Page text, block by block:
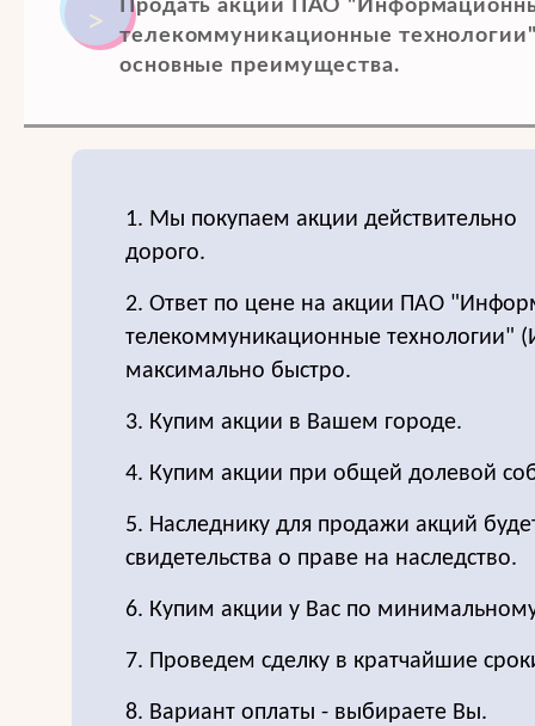
Продать акции ПАО
телекоммуникационные
основные преимущества.
1. Мы покупаем акции действительно
дорого.
2. Ответ по цене на акции ПАО
телекоммуникационные технологии"
максимально быстро.
3. Купим акции в Вашем городе.
4. Купим акции при общей долевой
5. Наследнику для продажи акций
свидетельства о праве на наследство.
6. Купим акции у Вас по
7. Проведем сделку в кратчайшие
8. Вариант оплаты - выбираете Вы.